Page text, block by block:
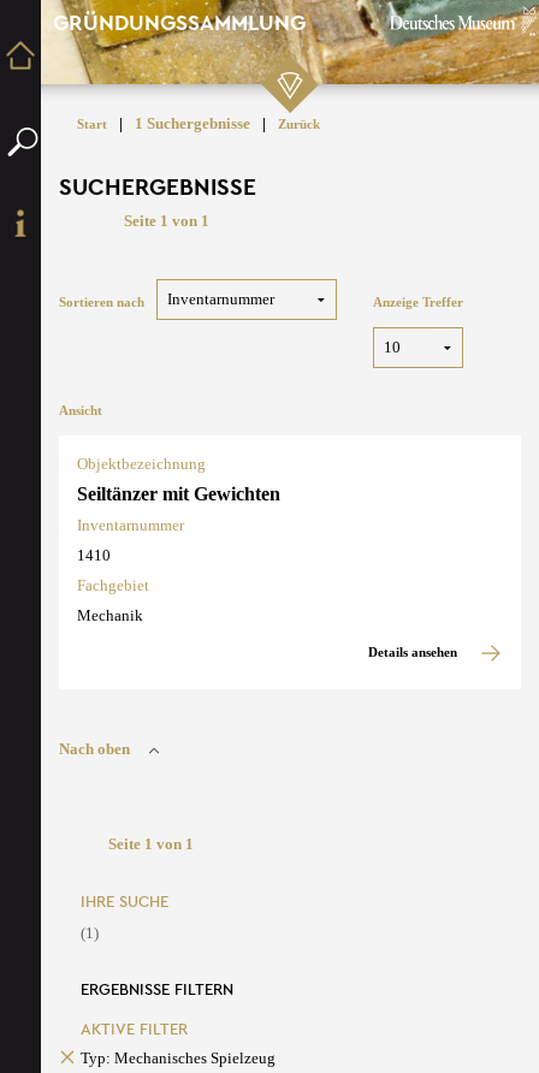
GRÜNDUNGSSAMMLUNG
Start | 1 Suchergebnisse | Zurück
SUCHERGEBNISSE
Seite 1 von 1
Sortieren nach Anzeige Treffer
Ansicht
Objektbezeichnung
Seiltänzer mit Gewichten
Inventarnummer
1410
Fachgebiet
Mechanik
Details ansehen
Nach oben
Seite 1 von 1
IHRE SUCHE
(1)
ERGEBNISSE FILTERN
AKTIVE FILTER
Typ: Mechanisches Spielzeug